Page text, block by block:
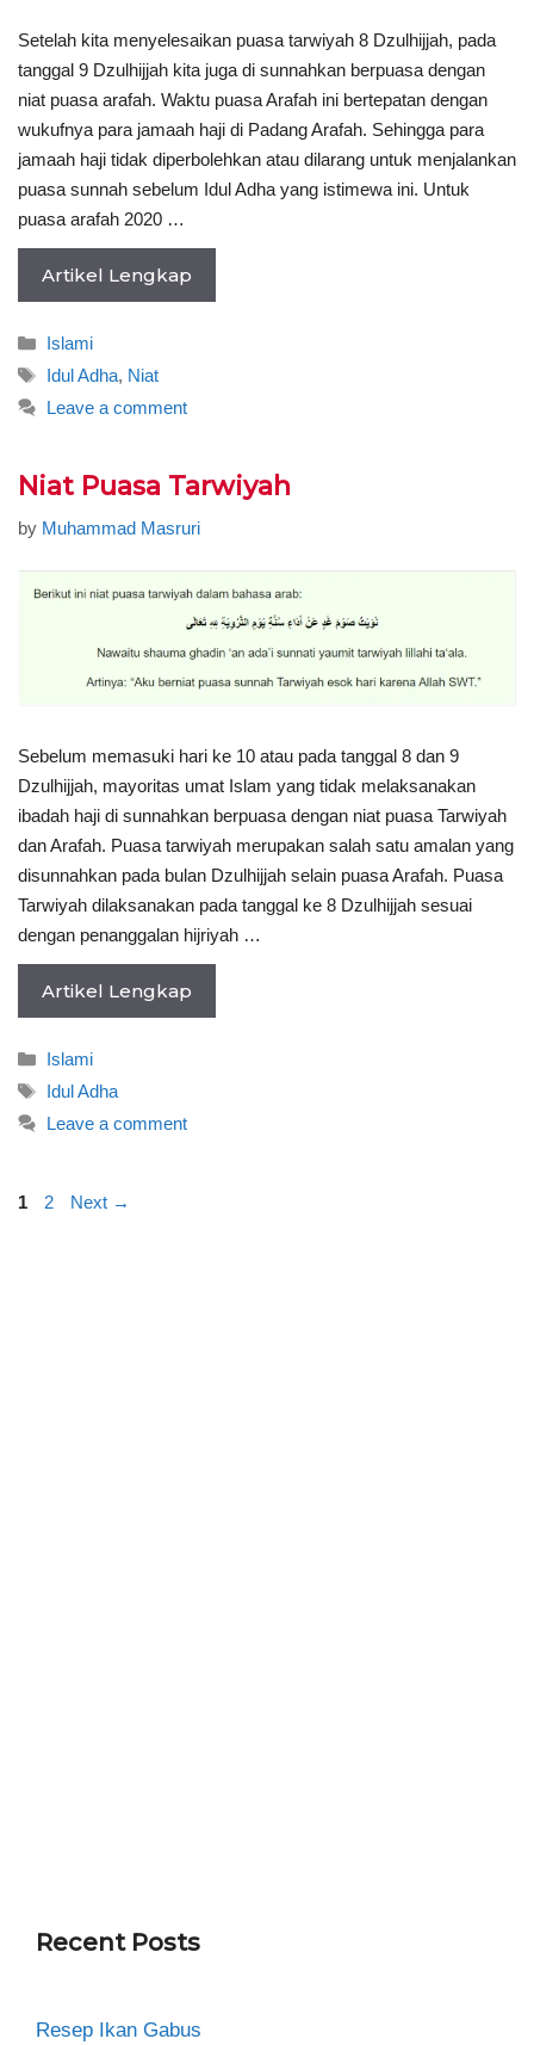
Setelah kita menyelesaikan puasa tarwiyah 8 Dzulhijjah, pada
tanggal 9 Dzulhijjah kita juga di sunnahkan berpuasa dengan
niat puasa arafah. Waktu puasa Arafah ini bertepatan dengan
wukufnya para jamaah haji di Padang Arafah. Sehingga para
jamaah haji tidak diperbolehkan atau dilarang untuk menjalankan
puasa sunnah sebelum Idul Adha yang istimewa ini. Untuk
puasa arafah 2020 …
Artikel Lengkap
Categories
Islami
Tags
Idul Adha, Niat
Leave a comment
Niat Puasa Tarwiyah
by Muhammad Masruri
Sebelum memasuki hari ke 10 atau pada tanggal 8 dan 9
Dzulhijjah, mayoritas umat Islam yang tidak melaksanakan
ibadah haji di sunnahkan berpuasa dengan niat puasa Tarwiyah
dan Arafah. Puasa tarwiyah merupakan salah satu amalan yang
disunnahkan pada bulan Dzulhijjah selain puasa Arafah. Puasa
Tarwiyah dilaksanakan pada tanggal ke 8 Dzulhijjah sesuai
dengan penanggalan hijriyah …
Artikel Lengkap
Categories
Islami
Tags
Idul Adha
Leave a comment
Page
1 Page
2 Next →
Recent Posts
Resep Ikan Gabus